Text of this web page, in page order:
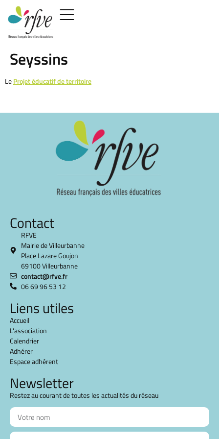
Seyssins
LeProjet éducatif de territoire
Contact
RFVE
Mairie de Villeurbanne
Place Lazare Goujon
69100 Villeurbanne
contact@rfve.fr
06 69 96 53 12
Liens utiles
Accueil
L'association
Calendrier
Adhérer
Espace adhérent
Newsletter
Restez au courant de toutes les actualités du réseau